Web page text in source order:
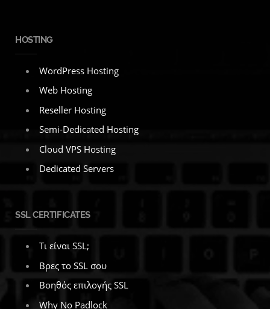
HOSTING
WordPress Hosting
Web Hosting
Reseller Hosting
Semi-Dedicated Hosting
Cloud VPS Hosting
Dedicated Servers
SSL CERTIFICATES
Τι είναι SSL;
Βρες το SSL σου
Βοηθός επιλογής SSL
Why No Padlock